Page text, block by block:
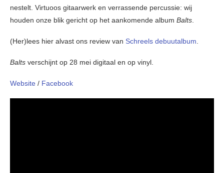
nestelt. Virtuoos gitaarwerk en verrassende percussie: wij
houden onze blik gericht op het aankomende album Balts.
(Her)lees hier alvast ons review van Schreels debuutalbum.
Balts verschijnt op 28 mei digitaal en op vinyl.
Website / Facebook